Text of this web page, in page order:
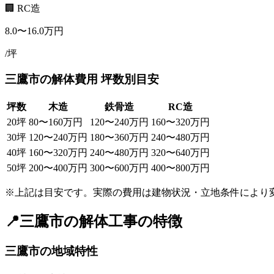
🏢 RC造
8.0〜16.0万円
/坪
三鷹市の解体費用 坪数別目安
坪数 木造 鉄骨造
RC造
20坪 80〜160万円 120〜240万円 160〜320万円
30坪 120〜240万円 180〜360万円 240〜480万円
40坪 160〜320万円 240〜480万円 320〜640万円
50坪 200〜400万円 300〜600万円 400〜800万円
※上記は目安です。実際の費用は建物状況・立地条件により
📍三鷹市の解体工事の特徴
三鷹市の地域特性